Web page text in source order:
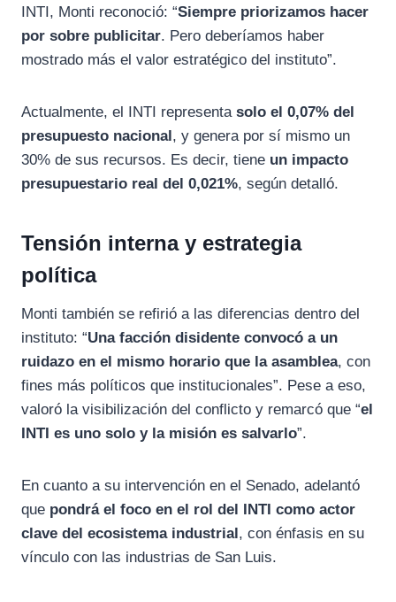
INTI, Monti reconoció: “Siempre priorizamos hacer
por sobre publicitar. Pero deberíamos haber
mostrado más el valor estratégico del instituto”.
Actualmente, el INTI representa solo el 0,07% del
presupuesto nacional, y genera por sí mismo un
30% de sus recursos. Es decir, tiene un impacto
presupuestario real del 0,021%, según detalló.
Tensión interna y estrategia
política
Monti también se refirió a las diferencias dentro del
instituto: “Una facción disidente convocó a un
ruidazo en el mismo horario que la asamblea, con
fines más políticos que institucionales”. Pese a eso,
valoró la visibilización del conflicto y remarcó que “el
INTI es uno solo y la misión es salvarlo”.
En cuanto a su intervención en el Senado, adelantó
que pondrá el foco en el rol del INTI como actor
clave del ecosistema industrial, con énfasis en su
vínculo con las industrias de San Luis.